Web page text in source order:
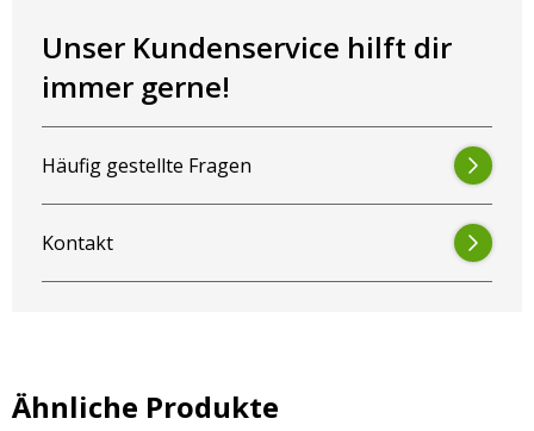
Unser Kundenservice hilft dir
immer gerne!
Häufig gestellte Fragen
Kontakt
Ähnliche Produkte